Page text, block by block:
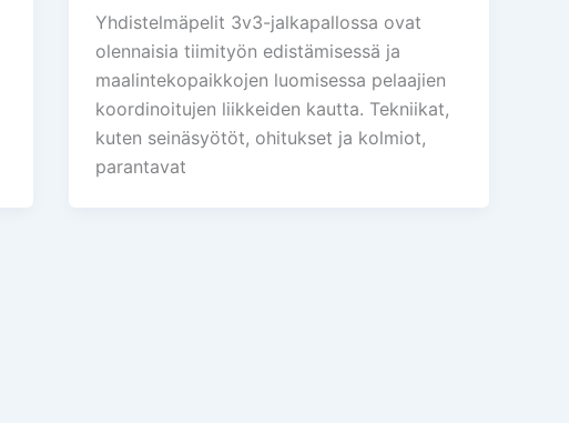
Yhdistelmäpelit 3v3-jalkapallossa ovat
olennaisia tiimityön edistämisessä ja
maalintekopaikkojen luomisessa pelaajien
koordinoitujen liikkeiden kautta. Tekniikat,
kuten seinäsyötöt, ohitukset ja kolmiot,
parantavat